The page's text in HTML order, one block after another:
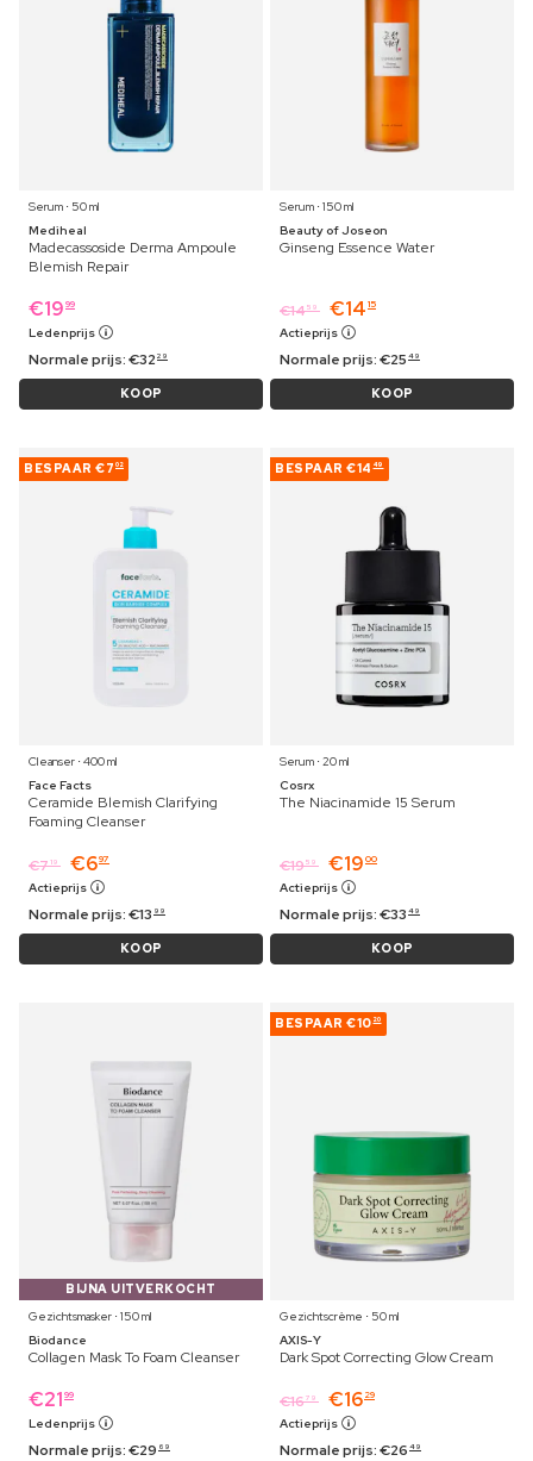
Serum ⋅ 50 ml
Mediheal
Madecassoside Derma Ampoule
Blemish Repair
€19 99
Ledenprijs
Normale prijs:€32 29
KOOP
Serum ⋅ 150 ml
Beauty of Joseon
Ginseng Essence Water
€1459 €14 15
Actieprijs
Normale prijs:€25 49
KOOP
BESPAAR €7 02
Cleanser ⋅ 400 ml
Face Facts
Ceramide Blemish Clarifying
Foaming Cleanser
€719 €697
Actieprijs
Normale prijs:€13 99
KOOP
BESPAAR €14 49
Serum ⋅ 20 ml
Cosrx
The Niacinamide 15 Serum
€1959 €19 00
Actieprijs
Normale prijs:€33 49
KOOP
BIJNA UITVERKOCHT
Gezichtsmasker ⋅ 150 ml
Biodance
Collagen Mask To Foam Cleanser
€21 99
Ledenprijs
Normale prijs:€29 69
BESPAAR €10 20
Gezichtscrème ⋅ 50 ml
AXIS-Y
Dark Spot Correcting Glow Cream
€1679 €16 29
Actieprijs
Normale prijs:€26 49